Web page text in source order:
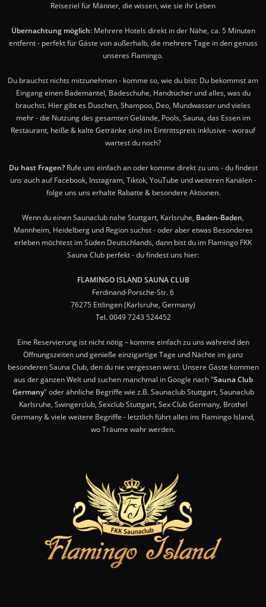
Reiseziel für Männer, die wissen, wie sie ihr Leben
Übernachtung möglich: Mehrere Hotels direkt in der Nähe, ca. 5 Minuten
entfernt - perfekt für Gäste von außerhalb, die mehrere Tage in den genuss
unseres Flamingo.
Du brauchst nichts mitzunehmen - komme so, wie du bist: Du bekommst am
Eingang einen Bademantel, Badeschuhe, Handtücher und alles, was du
brauchst. Hier gibt es Duschen, Shampoo, Deo, Mundwasser und vieles
mehr - die Nutzung des gesamten Gelände, Pools, Sauna, das Essen im
Restaurant, heiße & kalte Getränke sind im Eintrittspreis inklusive - worauf
wartest du noch?
Du hast Fragen?Rufe uns einfach an oder komme direkt zu uns - du findest
uns auch auf Facebook, Instagram, Tiktok, YouTube und weiteren Kanälen -
folge uns uns erhalte Rabatte & besondere Aktionen.
Wenn du einen Saunaclub nahe Stuttgart, Karlsruhe, Baden-Baden,
Mannheim, Heidelberg und Region suchst - oder aber etwas Besonderes
erleben möchtest im Süden Deutschlands, dann bist du im Flamingo FKK
Sauna Club perfekt - du findest uns hier:
FLAMINGO ISLAND SAUNA CLUB
Ferdinand-Porsche-Str. 6
76275 Ettlingen (Karlsruhe, Germany)
Tel. 0049 7243 524452
Eine Reservierung ist nicht nötig – komme einfach zu uns während den
Öffnungszeiten und genieße einzigartige Tage und Nächte im ganz
besonderen Sauna Club, den du nie vergessen wirst. Unsere Gäste kommen
aus der ganzen Welt und suchen manchmal in Google nach "Sauna Club
Germany" oder ähnliche Begriffe wie z.B. Saunaclub Stuttgart, Saunaclub
Karlsruhe, Swingerclub, Sexclub Stuttgart, Sex Club Germany, Brothel
Germany & viele weitere Begriffe - letztlich führt alles ins Flamingo Island,
wo Träume wahr werden.